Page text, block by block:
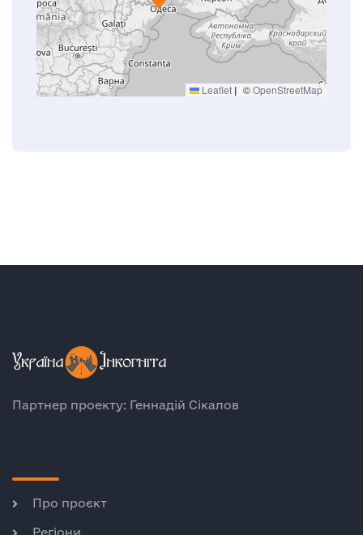
Leaflet | ©OpenStreetMap
Партнер проекту: Геннадій Сікалов
Про проєкт
Регіони